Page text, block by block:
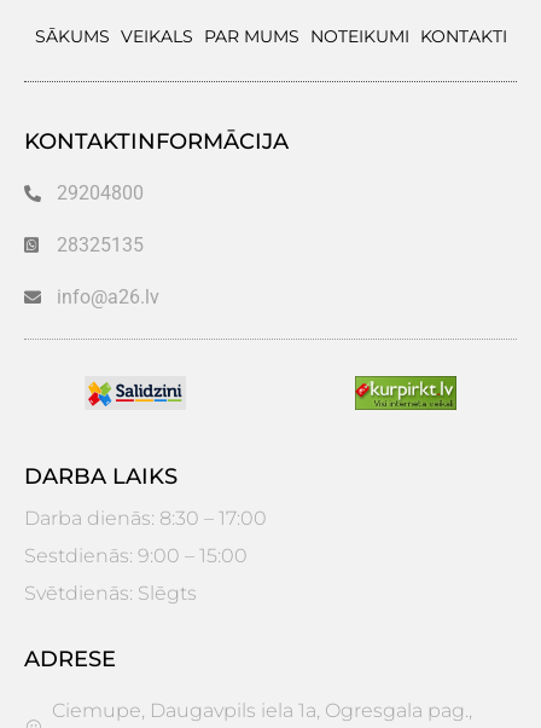
SĀKUMS VEIKALS PAR MUMS NOTEIKUMI KONTAKTI
KONTAKTINFORMĀCIJA
29204800
28325135
info@a26.lv
DARBA LAIKS
Darba dienās: 8:30 – 17:00
Sestdienās: 9:00 – 15:00
Svētdienās: Slēgts
ADRESE
Ciemupe, Daugavpils iela 1a, Ogresgala pag.,